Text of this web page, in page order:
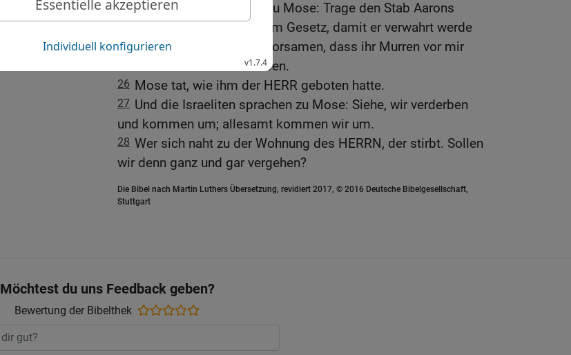
25 Der HERR aber sprach zu Mose: Trage den Stab Aarons
wieder vor die Lade mit dem Gesetz, damit er verwahrt werde
zum Zeichen für die Ungehorsamen, dass ihr Murren vor mir
aufhöre und sie nicht sterben.
26 Mose tat, wie ihm der HERR geboten hatte.
27 Und die Israeliten sprachen zu Mose: Siehe, wir verderben
und kommen um; allesamt kommen wir um.
28 Wer sich naht zu der Wohnung des HERRN, der stirbt. Sollen
wir denn ganz und gar vergehen?
Die Bibel nach Martin Luthers Übersetzung, revidiert 2017, © 2016 Deutsche Bibelgesellschaft,
Stuttgart
Möchtest du uns Feedback geben?
Bewertung der Bibelthek